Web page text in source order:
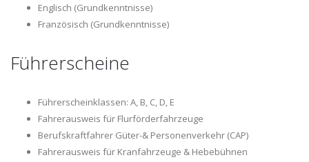
Englisch (Grundkenntnisse)
Französisch (Grundkenntnisse)
Führerscheine
Führerscheinklassen: A, B, C, D, E
Fahrerausweis für Flurförderfahrzeuge
Berufskraftfahrer Güter-& Personenverkehr (CAP)
Fahrerausweis für Kranfahrzeuge & Hebebühnen